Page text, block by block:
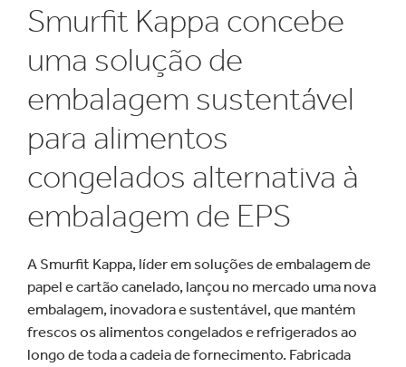
Blogue
Smurfit Kappa concebe
uma solução de
embalagem sustentável
para alimentos
congelados alternativa à
embalagem de EPS
A Smurfit Kappa, líder em soluções de embalagem de
papel e cartão canelado, lançou no mercado uma nova
embalagem, inovadora e sustentável, que mantém
frescos os alimentos congelados e refrigerados ao
longo de toda a cadeia de fornecimento. Fabricada